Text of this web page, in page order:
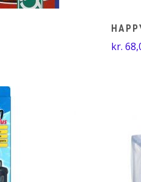
kr.